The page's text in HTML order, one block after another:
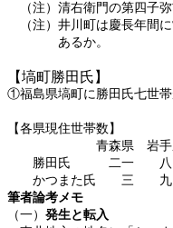
（注）清右衛門の
（注）井川町は慶長年間
あるか。
【塙町勝田氏】
①福島県塙町に勝田氏七世帯
【各県現住世帯数】
青森県 岩手県 秋
勝田氏 二一
かつまた氏 三
筆者論考メモ
（一） 発生と転入